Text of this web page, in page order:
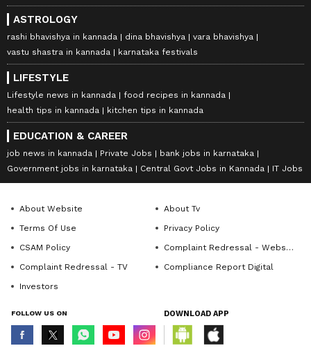
ASTROLOGY
rashi bhavishya in kannada dina bhavishya
vara bhavishya
vastu shastra in kannada
karnataka festivals
LIFESTYLE
Lifestyle news in kannada
food recipes in kannada
health tips in kannada
kitchen tips in kannada
EDUCATION & CAREER
job news in kannada Private Jobs
bank jobs in karnataka
Government jobs in karnataka
Central Govt Jobs in Kannada IT Jobs
About Website
About Tv
Terms Of Use
Privacy Policy
CSAM Policy
Complaint Redressal - Website
Complaint Redressal - TV
Compliance Report Digital
Investors
FOLLOW US ON DOWNLOAD APP